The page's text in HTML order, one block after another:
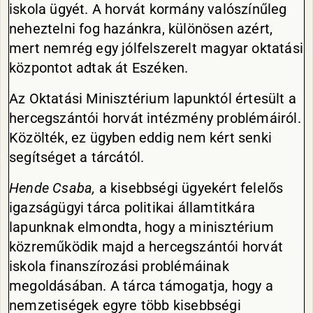
iskola ügyét. A horvát kormány valószínűleg
neheztelni fog hazánkra, különösen azért,
mert nemrég egy jólfelszerelt magyar oktatási
központot adtak át Eszéken.
Az Oktatási Minisztérium lapunktól értesült a
hercegszántói horvát intézmény problémáiról.
Közölték, ez ügyben eddig nem kért senki
segítséget a tárcától.
Hende Csaba, a kisebbségi ügyekért felelős
igazságügyi tárca politikai államtitkára
lapunknak elmondta, hogy a minisztérium
közreműködik majd a hercegszántói horvát
iskola finanszírozási problémáinak
megoldásában. A tárca támogatja, hogy a
nemzetiségek egyre több kisebbségi